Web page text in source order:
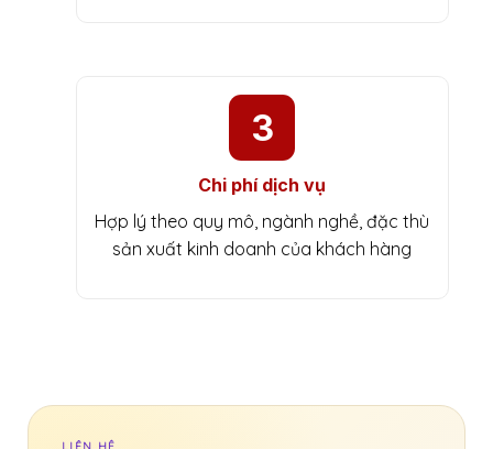
3
Chi phí dịch vụ
Hợp lý theo quy mô, ngành nghề, đặc thù
sản xuất kinh doanh của khách hàng
LIÊN HỆ